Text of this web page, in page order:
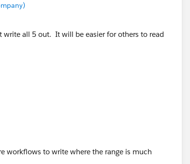
write all 5 out. It will be easier for others to read
workflows to write where the range is much